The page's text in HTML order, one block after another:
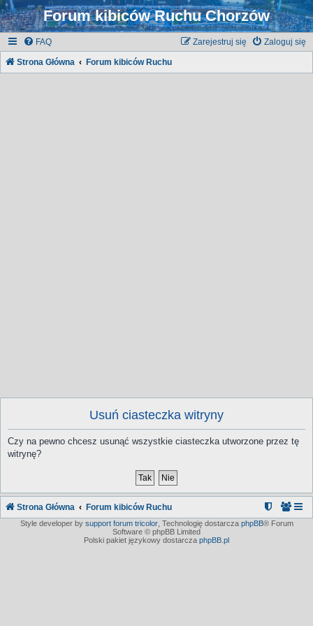
Forum kibiców Ruchu Chorzów
FAQ Zaloguj się
Zarejestruj się
Strona Główna Forum kibiców Ruchu
Usuń ciasteczka witryny
Czy na pewno chcesz usunąć wszystkie ciasteczka utworzone przez tę
witrynę?
Strona Główna Forum kibiców Ruchu
Style developer by support forum tricolor, Technologię dostarcza phpBB® Forum
Software © phpBB Limited
Polski pakiet językowy dostarcza phpBB.pl